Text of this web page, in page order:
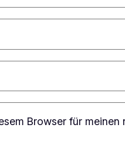
Browser für meinen